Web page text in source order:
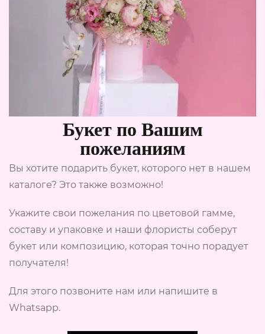
Букет по Вашим
пожеланиям
Вы хотите подарить букет, которого нет в нашем
каталоге? Это также возможно!
Укажите свои пожелания по цветовой гамме,
составу и упаковке и наши флористы соберут
букет или композицию, которая точно порадует
получателя!
Для этого позвоните нам или напишите в
Whatsapp.